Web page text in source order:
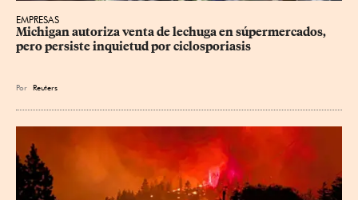
EMPRESAS
Michigan autoriza venta de lechuga en súpermercados,
pero persiste inquietud por ciclosporiasis
Por Reuters